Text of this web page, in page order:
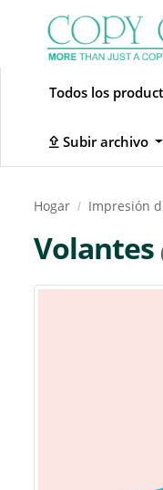
Todos los
Subir archivo
Subir archivo
Hogar Impresión
Volantes